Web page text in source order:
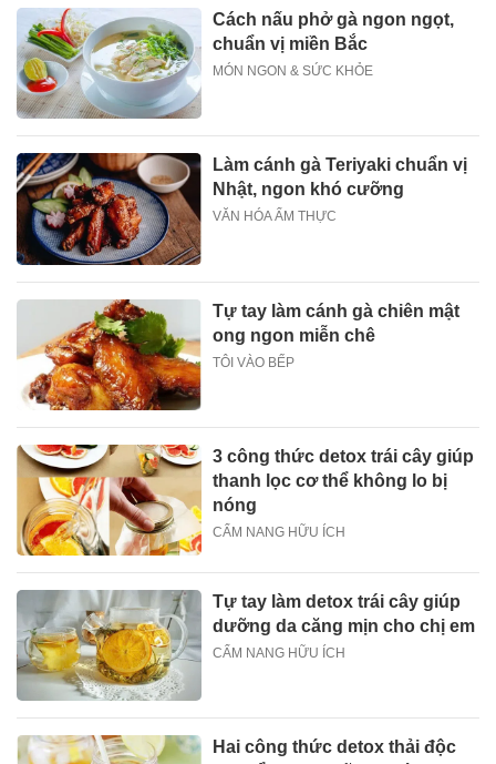
Cách nấu phở gà ngon ngọt,
chuẩn vị miền Bắc
MÓN NGON & SỨC KHỎE
Làm cánh gà Teriyaki chuẩn vị
Nhật, ngon khó cưỡng
VĂN HÓA ẨM THỰC
Tự tay làm cánh gà chiên mật
ong ngon miễn chê
TÔI VÀO BẾP
3 công thức detox trái cây giúp
thanh lọc cơ thể không lo bị
nóng
CẨM NANG HỮU ÍCH
Tự tay làm detox trái cây giúp
dưỡng da căng mịn cho chị em
CẨM NANG HỮU ÍCH
Hai công thức detox thải độc